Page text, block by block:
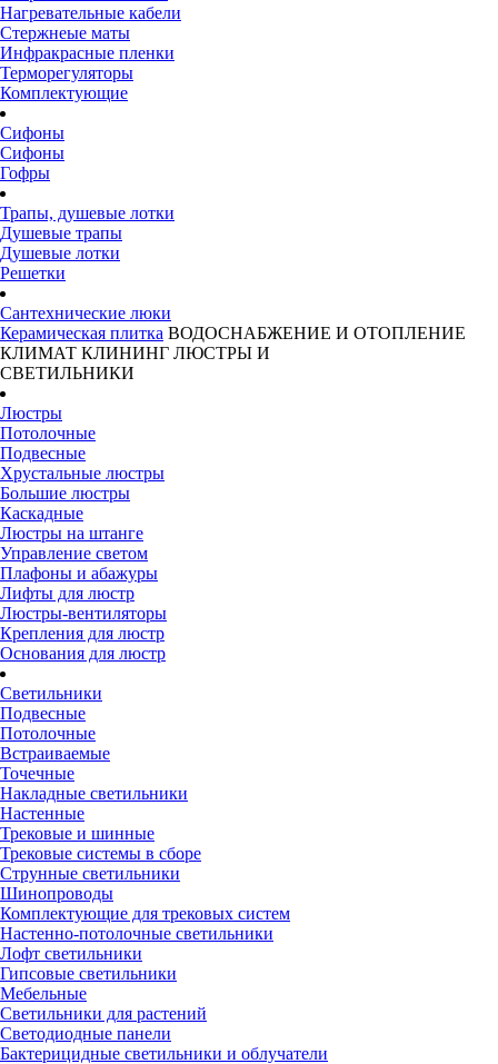
Нагревательные кабели
Стержнеые маты
Инфракрасные пленки
Терморегуляторы
Комплектующие
Сифоны
Сифоны
Гофры
Трапы, душевые лотки
Душевые трапы
Душевые лотки
Решетки
Сантехнические люки
Керамическая плитка ВОДОСНАБЖЕНИЕ И ОТОПЛЕНИЕ
КЛИМАТ КЛИНИНГ ЛЮСТРЫ И
СВЕТИЛЬНИКИ
Люстры
Потолочные
Подвесные
Хрустальные люстры
Большие люстры
Каскадные
Люстры на штанге
Управление светом
Плафоны и абажуры
Лифты для люстр
Люстры-вентиляторы
Крепления для люстр
Основания для люстр
Светильники
Подвесные
Потолочные
Встраиваемые
Точечные
Накладные светильники
Настенные
Трековые и шинные
Трековые системы в сборе
Струнные светильники
Шинопроводы
Комплектующие для трековых систем
Настенно-потолочные светильники
Лофт светильники
Гипсовые светильники
Мебельные
Светильники для растений
Светодиодные панели
Бактерицидные светильники и облучатели